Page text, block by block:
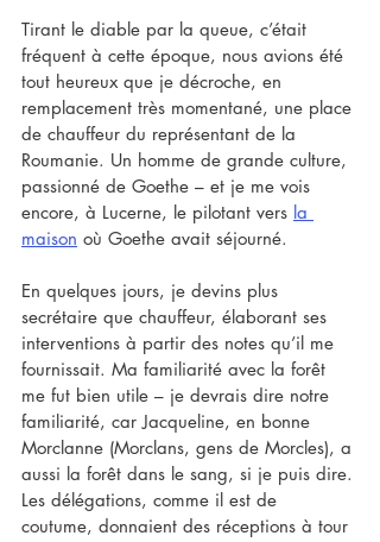
Tirant le diable par la queue, c’était
fréquent à cette époque, nous avions été
tout heureux que je décroche, en
remplacement très momentané, une place
de chauffeur du représentant de la
Roumanie. Un homme de grande culture,
passionné de Goethe – et je me vois
encore, à Lucerne, le pilotant vers la
maison où Goethe avait séjourné.
En quelques jours, je devins plus
secrétaire que chauffeur, élaborant ses
interventions à partir des notes qu’il me
fournissait. Ma familiarité avec la forêt
me fut bien utile – je devrais dire notre
familiarité, car Jacqueline, en bonne
Morclanne (Morclans, gens de Morcles), a
aussi la forêt dans le sang, si je puis dire.
Les délégations, comme il est de
coutume, donnaient des réceptions à tour